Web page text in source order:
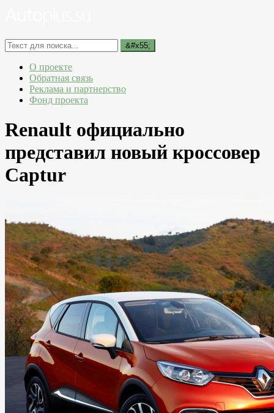
О проекте
Обратная связь
Реклама и партнерство
Фонд проекта
Renault официально
представил новый кроссовер
Captur